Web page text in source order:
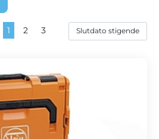
1 2 3